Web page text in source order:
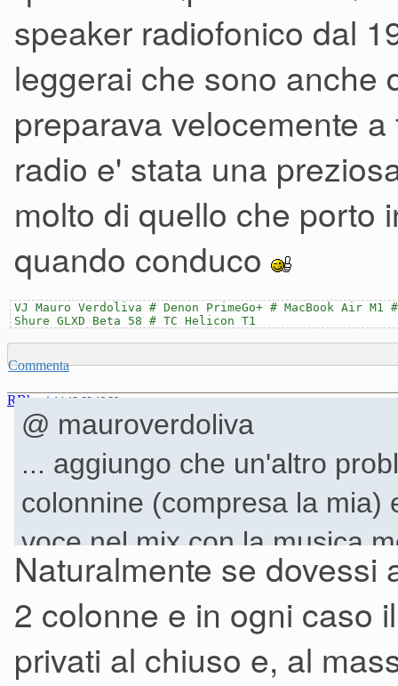
matrimonio e nell'altra
sposi,c'era un DJ e
rimasto veramente colpito
di questo
potenza,oltre che ad
questo DJ e' anche un
come si comportava anche
risposta e' stata
di ascoltarlo o di provarlo?
speaker radiofonico dal
leggerai che sono anche
preparava velocemente
radio e' stata una
molto di quello che porto
quando conduco
VJ Mauro Verdoliva # Denon PrimeGo+ # MacBook Air
Shure GLXD Beta 58 # TC Helicon T1
Commenta
RBbeat 14-12-23 18.30
@ mauroverdoliva
... aggiungo che un'altro
colonnine (compresa la mia)
voce nel mix con la musica
volumi sostenuti e fidati che
1997 che sono sempre io...
leggerai che sono anche dj,
Naturalmente se dovessi
2 colonne e in ogni caso
privati al chiuso e, al